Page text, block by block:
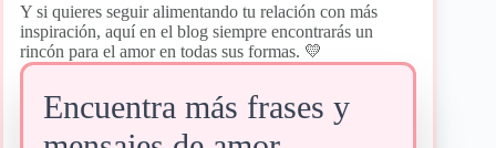
Y si quieres seguir alimentando tu relación con más
inspiración, aquí en el blog siempre encontrarás un
rincón para el amor en todas sus formas. 💛
Encuentra más frases y